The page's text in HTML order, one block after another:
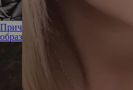
Прическа Малефисенты: Рената
образ